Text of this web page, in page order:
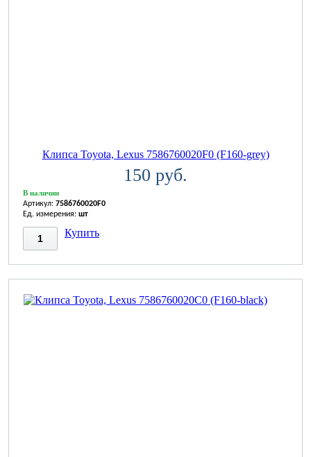
Клипса Toyota, Lexus 7586760020F0 (F160-grey)
150 руб.
В наличии
Артикул: 7586760020F0
Ед. измерения: шт
Купить